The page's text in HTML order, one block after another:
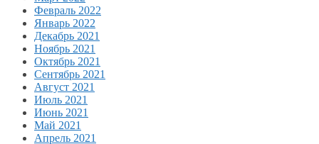
Февраль 2022
Январь 2022
Декабрь 2021
Ноябрь 2021
Октябрь 2021
Сентябрь 2021
Август 2021
Июль 2021
Июнь 2021
Май 2021
Апрель 2021